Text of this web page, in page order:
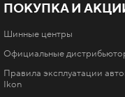
ПОКУПКА И
Шинные центры
Официальные
Правила эксплуатации
Ikon